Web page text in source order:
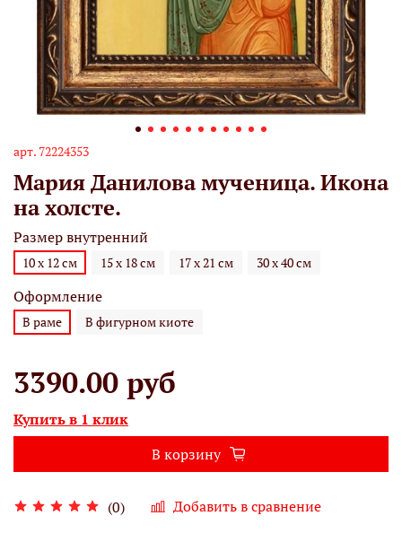
арт. 72224353
Мария Данилова мученица. Икона
на холсте.
(0) Добавить в сравнение
Размер внутренний
10 х 12 см 15 х 18 см 17 х 21 см 30 х 40 см
Оформление
В раме В фигурном киоте
3390.00 руб
Купить в 1 клик
В корзину